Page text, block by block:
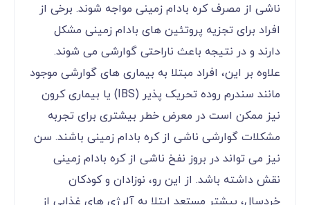
ناشی از مصرف کره بادام زمینی مواجه شوند. برخی از
افراد برای تجزیه پروتئین های بادام زمینی مشکل
دارند و در نتیجه باعث ناراحتی گوارشی می شوند.
علاوه بر این، افراد مبتلا به بیماری های گوارشی موجود
مانند سندرم روده تحریک پذیر (IBS) یا بیماری کرون
نیز ممکن است در معرض خطر بیشتری برای تجربه
مشکلات گوارشی ناشی از کره بادام زمینی باشند. سن
نیز می تواند در بروز نفخ ناشی از کره بادام زمینی
نقش داشته باشد. از این رو، نوزادان و کودکان
خردسال، بیشتر مستعد ابتلا به آلرژی های غذایی از